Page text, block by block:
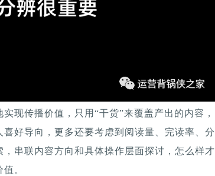
现传播价值，只用“干货”来覆盖产出的内容，
好导向，更多还要考虑到阅读量、完读率、分
串联内容方向和具体操作层面探讨，怎么样才
。